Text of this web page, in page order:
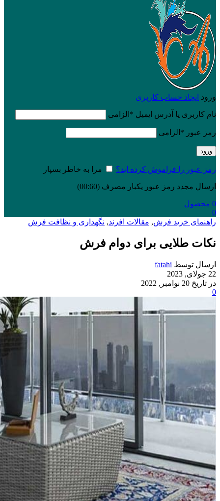
ورود ایجاد حساب کاربری
نام کاربری یا آدرس ایمیل * الزامی
رمز عبور * الزامی
ورود
رمز عبور را فراموش کرده اید؟ مرا به خاطر بسپار
ارسال مجدد رمز عبور یکبار مصرف (00:
60
)
0 محصول
0
راهنمای خرید فرش, مقالات افرند, نگهداری و نظافت فرش
نکات طلایی برای دوام فرش
ارسال توسط fatahi
22 جولای, 2023
در تاریخ 20 نوامبر, 2022
0